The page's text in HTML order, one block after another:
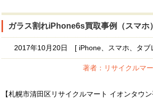
ガラス割れiPhone6s買取事例（スマホ）
2017年10月20日 [ iPhone、スマホ、タブ
著者：リサイクルマ
【札幌市清田区リサイクルマート イオンタウン